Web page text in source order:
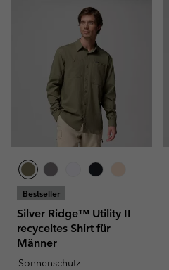
Bestseller
Silver Ridge™ Utility II
recyceltes Shirt für
Männer
Sonnenschutz